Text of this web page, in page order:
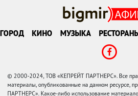
ГОРОД КИНО МУЗЫКА
© 2000-2024, ТОВ «КЕПРЕЙТ ПАРТНЕРС». Все
материалы, опубликованные на данном ресурсе,
ПАРТНЕРС». Какое-либо использование